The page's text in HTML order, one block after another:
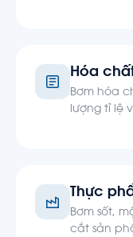
Hóa
Bơm hóa
lượng tỉ lệ
Thực
Bơm sốt,
cắt sản